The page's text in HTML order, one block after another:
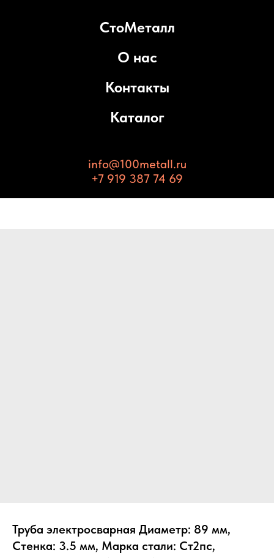
СтоМеталл
О нас
Контакты
Каталог
info@100metall.ru
+7 919 387 74 69
Труба электросварная Диаметр: 89 мм,
Стенка: 3.5 мм, Марка стали: Ст2пс,